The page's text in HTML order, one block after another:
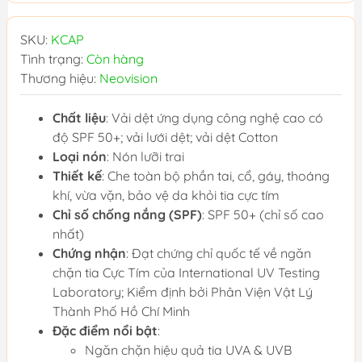
SKU: KCAP
Tình trạng: Còn hàng
Thương hiệu: Neovision
Chất liệu: Vải dệt ứng dụng công nghệ cao có
độ SPF 50+; vải lưới dệt; vải dệt Cotton
Loại nón: Nón lưỡi trai
Thiết kế: Che toàn bộ phần tai, cổ, gáy, thoáng
khí, vừa vặn, bảo vệ da khỏi tia cực tím
Chỉ số chống nắng (SPF): SPF 50+ (chỉ số cao
nhất)
Chứng nhận: Đạt chứng chỉ quốc tế về ngăn
chặn tia Cực Tím của International UV Testing
Laboratory; Kiểm định bởi Phân Viện Vật Lý
Thành Phố Hồ Chí Minh
Đặc điểm nổi bật:
Ngăn chặn hiệu quả tia UVA & UVB